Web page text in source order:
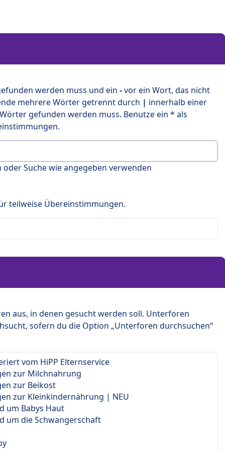
werden muss und ein -vor ein Wort, das nicht
mehrere Wörter getrennt durch | innerhalb einer
gefunden werden muss. Benutze ein * als
Suche wie angegeben verwenden
teilweise Übereinstimmungen.
aus, in denen gesucht werden soll. Unterforen
sofern du die Option „Unterforen durchsuchen“